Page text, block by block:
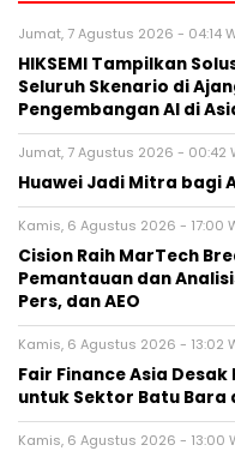
Jumat, 7 Agustus 2026 - 04:14
HIKSEMI Tampilkan
Seluruh Skenario di
Pengembangan AI di
Jumat, 7 Agustus 2026 - 00:42
Huawei Jadi Mitra bagi
Kamis, 6 Agustus 2026 - 17:00
Cision Raih MarTech
Pemantauan dan
Pers, dan AEO
Kamis, 6 Agustus 2026 - 13:02
Fair Finance Asia
untuk Sektor Batu Bara
Kamis, 6 Agustus 2026 - 13:00